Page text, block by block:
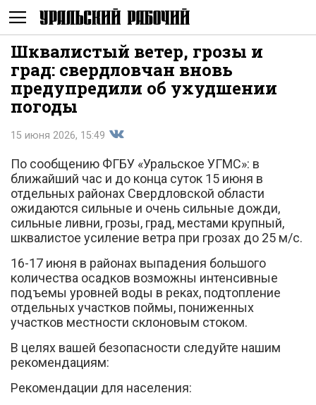
Не
показывать
Шквалистый ветер, грозы и
град: свердловчан вновь
предупредили об ухудшении
погоды
15 июня 2026, 15:49
Поделиться
во
По сообщению ФГБУ «Уральское УГМС»: в
ближайший час и до конца суток 15 июня в
отдельных районах Свердловской области
ожидаются сильные и очень сильные дожди,
сильные ливни, грозы, град, местами крупный,
шквалистое усиление ветра при грозах до 25 м/с.
16-17 июня в районах выпадения большого
количества осадков возможны интенсивные
подъемы уровней воды в реках, подтопление
отдельных участков поймы, пониженных
участков местности склоновым стоком.
В целях вашей безопасности следуйте нашим
рекомендациям:
Рекомендации для населения: